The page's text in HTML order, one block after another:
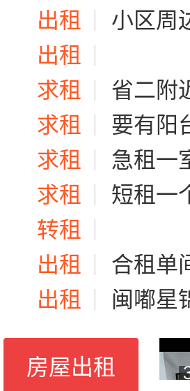
出租
小区周边配套
出租
求租
省二附近
求租
要有阳台，
求租
急租一
求租
短租一
转租
出租
合租单
出租
闽嘟星锦湾180
房屋出租